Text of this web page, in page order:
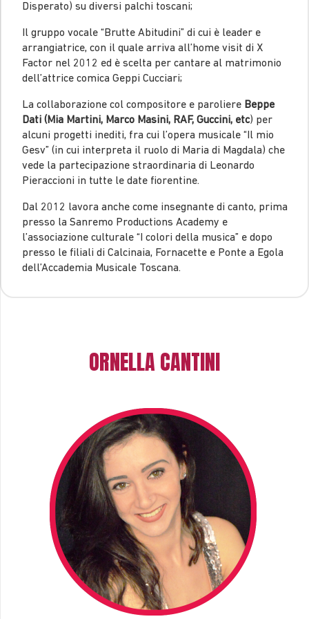
Disperato) su diversi palchi toscani;
Il gruppo vocale “Brutte Abitudini” di cui è leader e
arrangiatrice, con il quale arriva all’home visit di X
Factor nel 2012 ed è scelta per cantare al matrimonio
dell’attrice comica Geppi Cucciari;
La collaborazione col compositore e paroliere Beppe
Dati (Mia Martini, Marco Masini, RAF, Guccini, etc) per
alcuni progetti inediti, fra cui l’opera musicale “Il mio
Gesv” (in cui interpreta il ruolo di Maria di Magdala) che
vede la partecipazione straordinaria di Leonardo
Pieraccioni in tutte le date fiorentine.
Dal 2012 lavora anche come insegnante di canto, prima
presso la Sanremo Productions Academy e
l’associazione culturale “I colori della musica” e dopo
presso le filiali di Calcinaia, Fornacette e Ponte a Egola
dell’Accademia Musicale Toscana.
ORNELLA CANTINI